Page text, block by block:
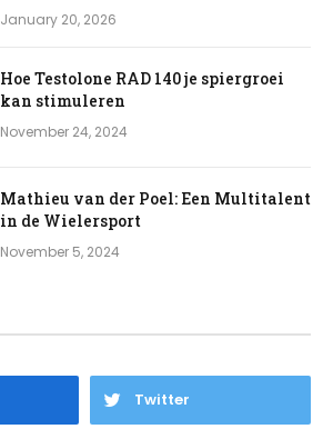
January 20, 2026
Hoe Testolone RAD 140 je spiergroei
kan stimuleren
November 24, 2024
Mathieu van der Poel: Een Multitalent
in de Wielersport
November 5, 2024
Twitter